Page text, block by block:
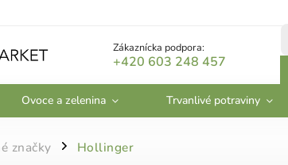
Zákaznícka podpora:
+420 603 248 457
Ovoce a zelenina Trvanlivé potraviny
značky / Hollinger